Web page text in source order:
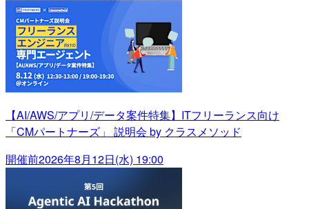
【AI/AWS/アプリ/データ案件特集】ITフリーランス向け
「CMパートナーズ」 説明会 by クラスメソッド
開催前2026年8月12日(水) 19:00